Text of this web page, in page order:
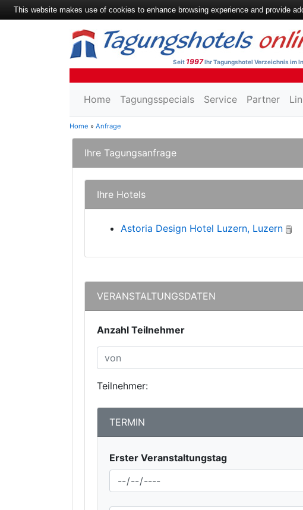
Seit 1997Ihr Tagungshotel Verzeichnis im
Home Tagungsspecials Service Partner
Home » Anfrage
Ihre Tagungsanfrage
Ihre Hotels
Astoria Design Hotel Luzern, Luzern
VERANSTALTUNGSDATEN
Anzahl Teilnehmer
Teilnehmer:
TERMIN
Erster Veranstaltungstag
This website makes use of cookies to enhance browsing experience and provide